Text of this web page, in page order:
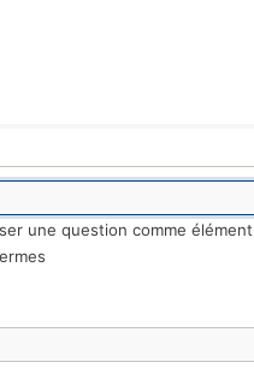
une question comme élément